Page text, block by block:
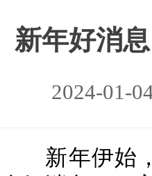
新年好消
2024-01-
新年伊始，